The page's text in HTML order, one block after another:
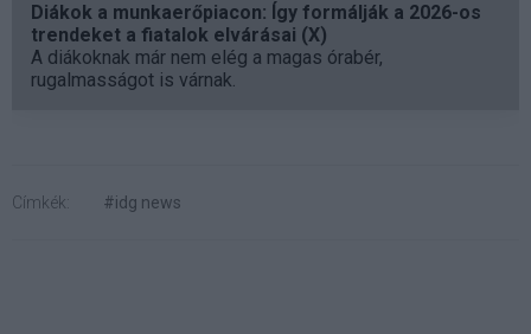
Diákok a munkaerőpiacon: Így formálják a 2026-os
trendeket a fiatalok elvárásai (X)
A diákoknak már nem elég a magas órabér,
rugalmasságot is várnak.
Címkék: #idg news